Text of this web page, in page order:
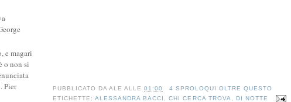
PUBBLICATO DAALE ALLE01:00
4 SPROLOQUI OLTRE QUESTO
ETICHETTE:ALESSANDRA BACCI ,CHI CERCA TROVA, DI NOTTE
e magari
o non si
Pier